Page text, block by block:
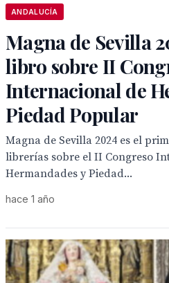
ANDALUCÍA
Magna de Sevilla
libro sobre II
Internacional de
Piedad Popular
Magna de Sevilla 2024 es el
librerías sobre el II Congreso
Hermandades y Piedad...
hace 1 año